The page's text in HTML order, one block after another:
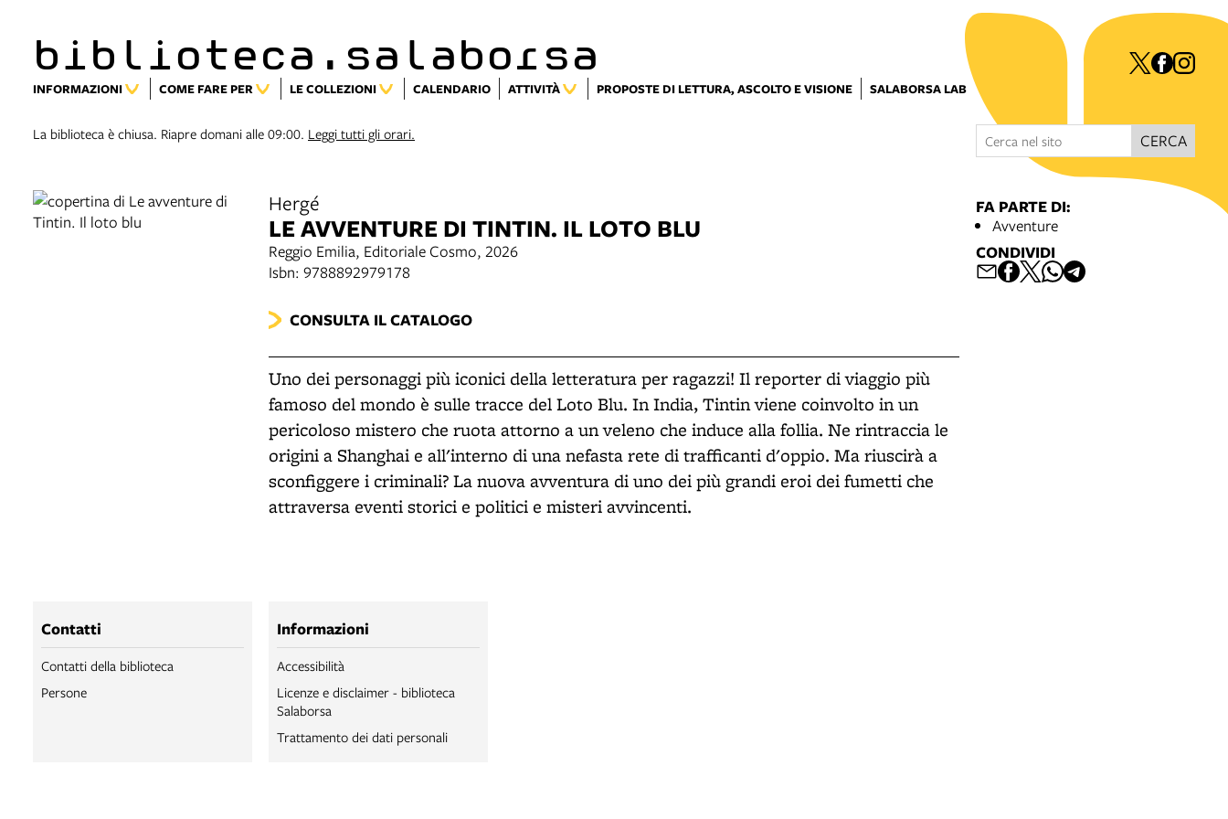
biblioteca.salaborsa
INFORMAZIONI COME FARE PER LE COLLEZIONI CALENDARIO ATTIVITÀ PROPOSTE DI LETTURA, ASCOLTO E VISIONE SALABORSA LAB
La biblioteca è chiusa. Riapre domani alle 09:00. Leggi tutti gli orari. CERCA
Hergé
LE AVVENTURE DI TINTIN. IL LOTO BLU
Reggio Emilia, Editoriale Cosmo, 2026
Isbn: 9788892979178
CONSULTA IL CATALOGO
Uno dei personaggi più iconici della letteratura per ragazzi! Il reporter di viaggio più
famoso del mondo è sulle tracce del Loto Blu. In India, Tintin viene coinvolto in un
pericoloso mistero che ruota attorno a un veleno che induce alla follia. Ne rintraccia le
origini a Shanghai e all'interno di una nefasta rete di trafficanti d'oppio. Ma riuscirà a
sconfiggere i criminali? La nuova avventura di uno dei più grandi eroi dei fumetti che
attraversa eventi storici e politici e misteri avvincenti.
FA PARTE DI:
Avventure
CONDIVIDI
Contatti
Contatti della biblioteca
Persone
Informazioni
Accessibilità
Licenze e disclaimer - biblioteca
Salaborsa
Trattamento dei dati personali